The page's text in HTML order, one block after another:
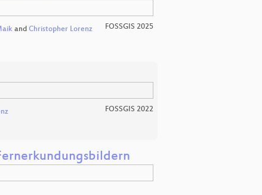
and Christopher Lorenz FOSSGIS 2025
FOSSGIS 2022